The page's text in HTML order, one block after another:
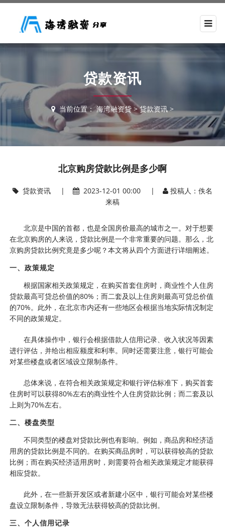
贷款资讯
当前位置：海湾融资贷 >贷款资讯>
北京购房贷款比例是多少啊
贷款资讯| 2023-12-01 00:00 |
投稿人：佚名
来稿
北京是中国的首都，也是全国房价最高的城市之一。对于想要
在北京购房的人来说，贷款比例是一个非常重要的问题。那么，北
京购房贷款比例究竟是多少呢？本文将从四个方面进行详细阐述。
一、政策规定
根据国家相关政策规定，在购买首套住房时，商业性个人住房
贷款最高可贷总价值的80%；而二套及以上住房则最高可贷总价值
的70%。此外，在北京市内还有一些地区会根据当地实际情况制定
不同的政策规定。
在具体操作中，银行会根据借款人信用记录、收入状况等因素
进行评估，并给出相应额度和利率。同时还需要注意，银行可能会
对某些楼盘或者区域设立限制条件。
总体来说，在符合相关政策规定和银行评估标准下，购买首套
住房时可以获得80%左右的商业性个人住房贷款比例；而二套及以
上则为70%左右。
二、楼盘类型
不同类型的楼盘对贷款比例也有影响。例如，商品房和经济适
用房的贷款比例是不同的。在购买商品房时，可以获得较高的贷款
比例；而在购买经济适用房时，则需要符合相关政策规定才能获得
相应贷款。
此外，在一些新开发区或者新建小区中，银行可能会对某些楼
盘设立限制条件，导致无法获得较高的贷款比例。
三、个人信用记录